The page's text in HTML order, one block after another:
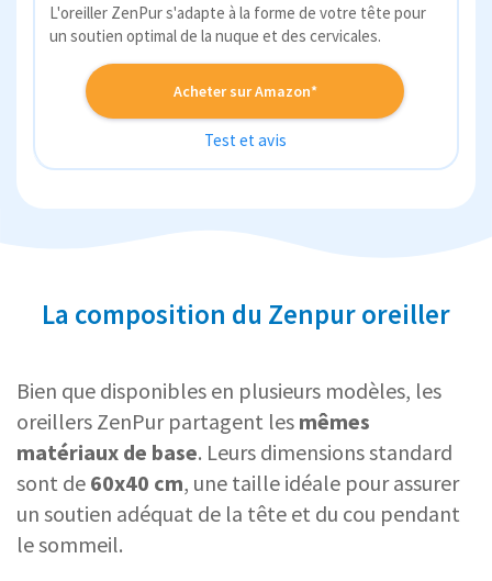
L'oreiller ZenPur s'adapte à la forme de votre tête pour
un soutien optimal de la nuque et des cervicales.
Acheter sur Amazon*
Test et avis
La composition du Zenpur oreiller
Bien que disponibles en plusieurs modèles, les
oreillers ZenPur partagent les mêmes
matériaux de base. Leurs dimensions standard
sont de 60x40 cm, une taille idéale pour assurer
un soutien adéquat de la tête et du cou pendant
le sommeil.